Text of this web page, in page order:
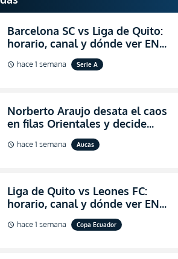
Barcelona SC vs Liga de Quito:
horario, canal y dónde ver EN
VIVO la Fecha 22 de la LigaPro
2026
schedule hace 1 semana Serie A
Norberto Araujo desata el caos
en filas Orientales y decide
abandonar la dirección técnica
de Aucas
schedule hace 1 semana Aucas
Liga de Quito vs Leones FC:
horario, canal y dónde ver EN
VIVO los octavos de final de la
Copa Ecuador 2026
schedule hace 1 semana Copa Ecuador